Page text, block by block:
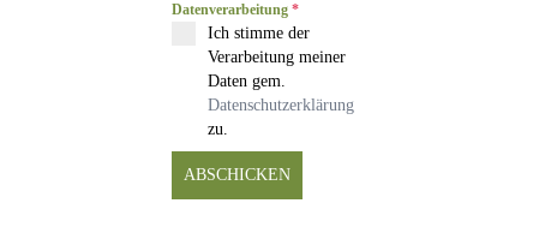
Datenverarbeitung *
Ich stimme der
Verarbeitung meiner
Daten gem.
Datenschutzerklärung
zu.
ABSCHICKEN